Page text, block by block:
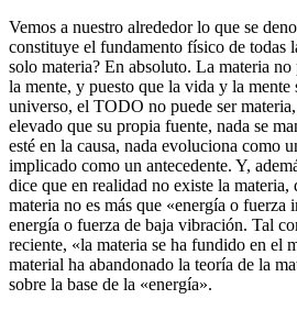
Vemos a nuestro alrededor lo que se
constituye el fundamento físico de todas
solo materia? En absoluto. La materia
la mente, y puesto que la vida y la mente
universo, el TODO no puede ser
elevado que su propia fuente, nada se
esté en la causa, nada evoluciona como
implicado como un antecedente. Y,
dice que en realidad no existe la materia,
materia no es más que «energía o fuerza
energía o fuerza de baja vibración. Tal
reciente, «la materia se ha fundido en el
material ha abandonado la teoría de la
sobre la base de la «energía».